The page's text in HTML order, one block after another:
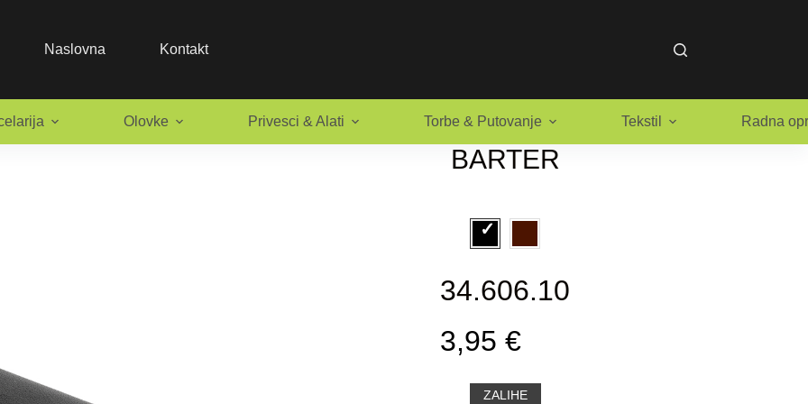
Naslovna Kontakt
Olovke Privesci & Alati Torbe & Putovanje Tekstil Radna
BARTER
34.606.10
3,95 €
ZALIHE